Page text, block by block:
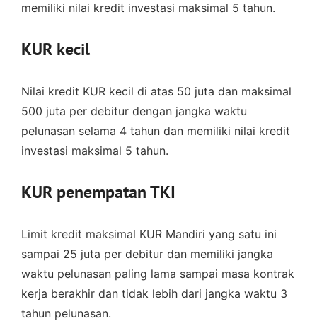
memiliki nilai kredit investasi maksimal 5 tahun.
KUR kecil
Nilai kredit KUR kecil di atas 50 juta dan maksimal
500 juta per debitur dengan jangka waktu
pelunasan selama 4 tahun dan memiliki nilai kredit
investasi maksimal 5 tahun.
KUR penempatan TKI
Limit kredit maksimal KUR Mandiri yang satu ini
sampai 25 juta per debitur dan memiliki jangka
waktu pelunasan paling lama sampai masa kontrak
kerja berakhir dan tidak lebih dari jangka waktu 3
tahun pelunasan.